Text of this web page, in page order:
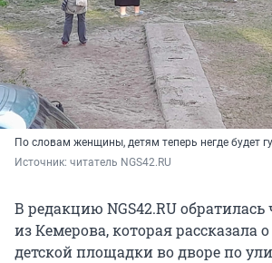
По словам женщины, детям теперь негде будет
Источник: читатель NGS42.RU
В редакцию NGS42.RU
из Кемерова, которая рассказала
детской площадки во дворе по